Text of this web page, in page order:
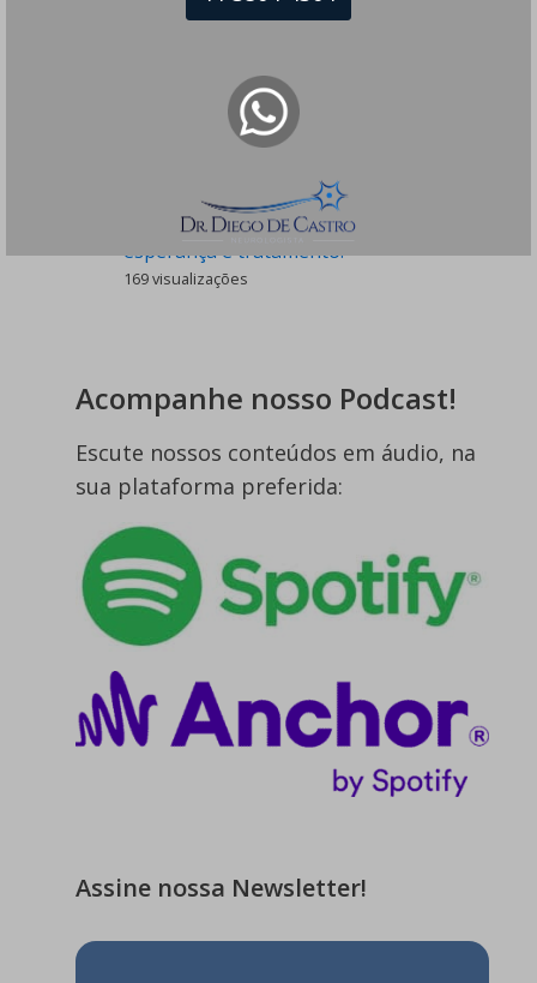
Dormência nas Pernas - Sintomas e
Cefaleia Pós-raqui - É Perigoso? Tem
Tratamento?
Tique Nervoso e Cacoete - Há
esperança e tratamento!
169 visualizações
Acompanhe nosso Podcast!
Escute nossos conteúdos em áudio, na
sua plataforma preferida:
Assine nossa Newsletter!